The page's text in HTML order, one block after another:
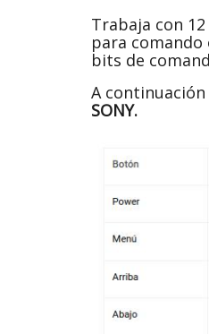
Trabaja con
para
bits de
A
SONY.